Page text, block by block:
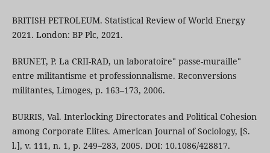
BRITISH PETROLEUM. Statistical Review of World Energy
2021. London: BP Plc, 2021.
BRUNET, P. La CRII-RAD, un laboratoire" passe-muraille"
entre militantisme et professionnalisme. Reconversions
militantes, Limoges, p. 163–173, 2006.
BURRIS, Val. Interlocking Directorates and Political Cohesion
among Corporate Elites. American Journal of Sociology, [S.
l.], v. 111, n. 1, p. 249–283, 2005. DOI: 10.1086/428817.